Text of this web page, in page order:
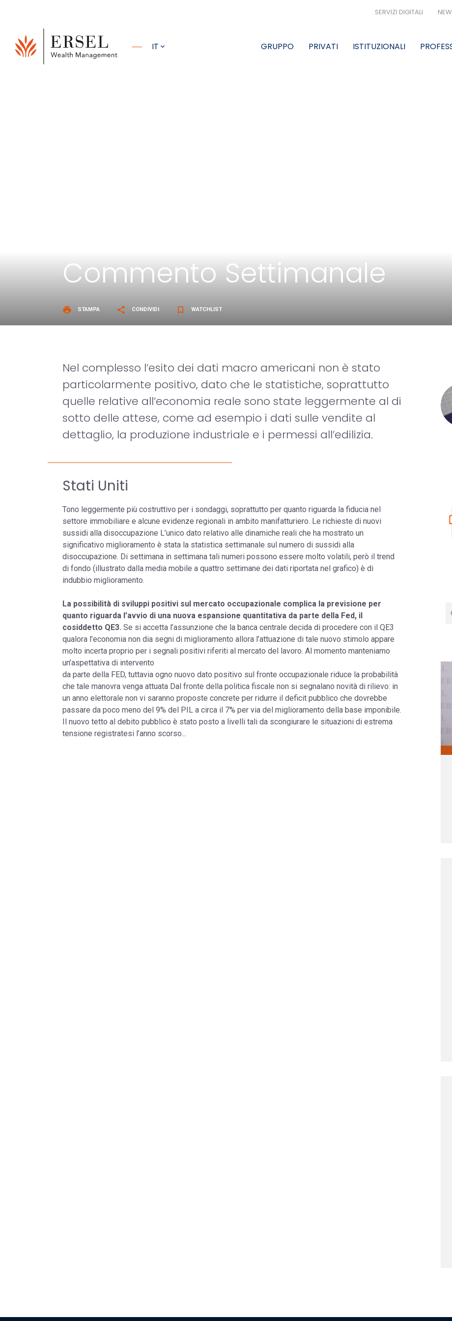
SERVIZI DIGITALI
IT GRUPPO PRIVATI ISTITUZIONALI
Commento Settimanale
print STAMPA share CONDIVIDI bookmark_border WATCHLIST
Nel complesso l’esito dei dati macro americani non è stato
particolarmente positivo, dato che le statistiche, soprattutto
quelle relative all’economia reale sono state leggermente al di
sotto delle attese, come ad esempio i dati sulle vendite al
dettaglio, la produzione industriale e i permessi all’edilizia.
Stati Uniti
Tono leggermente più costruttivo per i sondaggi, soprattutto per quanto riguarda la fiducia nel
settore immobiliare e alcune evidenze regionali in ambito manifatturiero. Le richieste di nuovi
sussidi alla disoccupazione L’unico dato relativo alle dinamiche reali che ha mostrato un
significativo miglioramento è stata la statistica settimanale sul numero di sussidi alla
disoccupazione. Di settimana in settimana tali numeri possono essere molto volatili, però il trend
di fondo (illustrato dalla media mobile a quattro settimane dei dati riportata nel grafico) è di
indubbio miglioramento.
La possibilità di sviluppi positivi sul mercato occupazionale complica la previsione per
quanto riguarda l’avvio di una nuova espansione quantitativa da parte della Fed, il
cosiddetto QE3. Se si accetta l’assunzione che la banca centrale decida di procedere con il QE3
qualora l’economia non dia segni di miglioramento allora l’attuazione di tale nuovo stimolo appare
molto incerta proprio per i segnali positivi riferiti al mercato del lavoro. Al momento manteniamo
un’aspettativa di intervento
da parte della FED, tuttavia ogno nuovo dato positivo sul fronte occupazionale riduce la probabilità
che tale manovra venga attuata Dal fronte della politica fiscale non si segnalano novità di rilievo: in
un anno elettorale non vi saranno proposte concrete per ridurre il deficit pubblico che dovrebbe
passare da poco meno del 9% del PIL a circa il 7% per via del miglioramento della base imponibile.
Il nuovo tetto al debito pubblico è stato posto a livelli tali da scongiurare le situazioni di estrema
tensione registratesi l’anno scorso...